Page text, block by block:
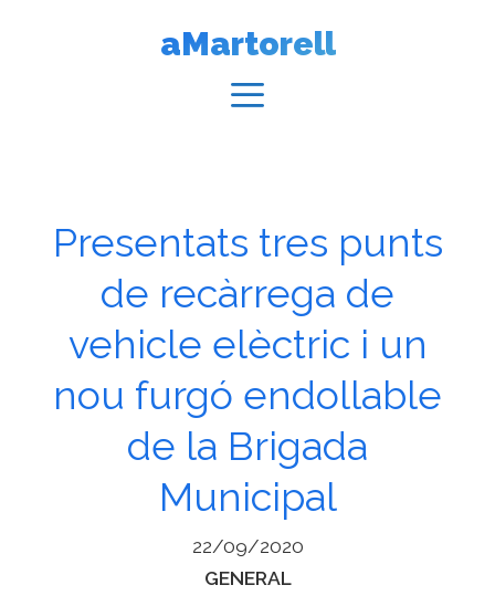
aMartorell
Presentats tres punts
de recàrrega de
vehicle elèctric i un
nou furgó endollable
de la Brigada
Municipal
22/09/2020
Categories
GENERAL